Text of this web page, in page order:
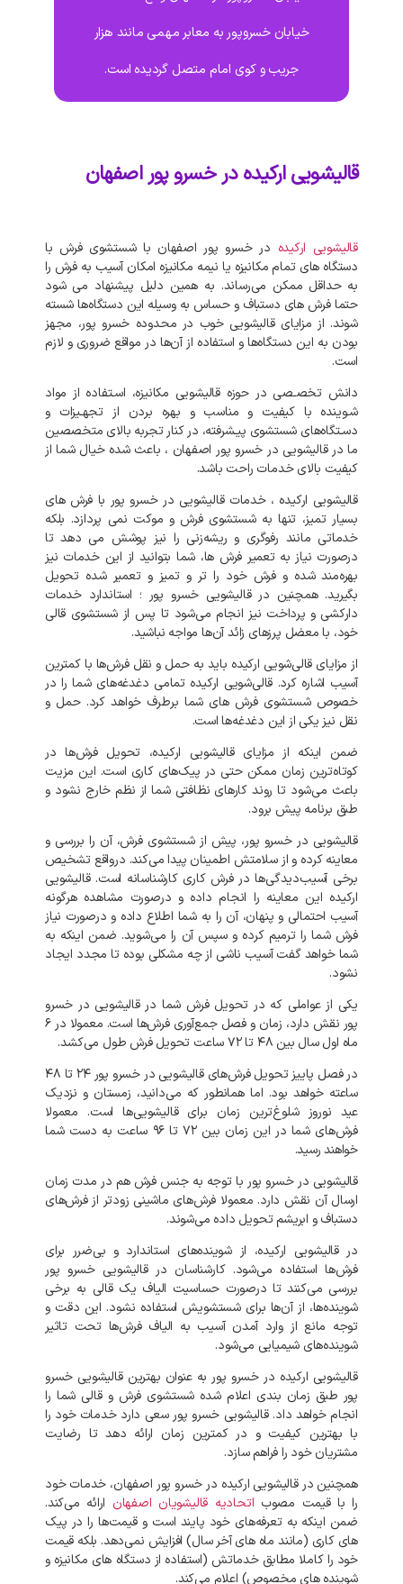
خیابان خسروپور به معابر مهمی مانند هزار
جریب و کوی امام متصل گردیده است.
قالیشویی ارکیده در خسرو پور اصفهان
قالیشویی ارکیده در خسرو پور اصفهان با شستشوی فرش با
دستگاه‌ های تمام مکانیزه یا نیمه مکانیزه امکان آسیب به فرش را
به حداقل ممکن می‌رساند. به‌ همین دلیل پیشنهاد می‌ شود
حتما فرش‌ های دستباف و حساس به وسیله این دستگاه‌ها شسته
شوند. از مزایای قالیشویی خوب در محدوده خسرو پور، مجهز
بودن به این دستگاه‌ها و استفاده از آن‌ها در مواقع ضروری و لازم
است.
دانش تخصـصی در حوزه قالیشویی مکانیزه، اسـتفاده از مواد
شـوینده با کیفیت و مناسب و بهره بردن از تجهـیزات و
دسـتگاه‌های شستشوی پیـشرفته، در کنار تجربه بالای متخصصین
ما در قالیشویی در خسرو پور اصفهان ، باعث شده خیال شما از
کیفیت بالای خدمات راحت باشد.
قالیشویی ارکیده ، خدمات قالیشویی در خسرو پور با فرش های
بسیار تمیز، تنها به شستشوی فرش و موکت نمی‌ پردازد. بلکه
خدماتی مانند رفوگری و ریشه‌زنی را نیز پوشش می‌ دهد تا
درصورت نیاز به تعمیر فرش‌ ها، شما بتوانید از این خدمات نیز
بهره‌مند شده و فرش خود را تر و تمیز و تعمیر شده تحویل
بگیرید. همچنین در قالیشویی خسرو پور ؛ استاندارد خدمات
دارکشی و پرداخت نیز انجام می‌شود تا پس از شستشوی قالی
خود، با معضل پرزهای زائد آن‌ها مواجه نباشید.
از مزایای قالی‌شویی ارکیده باید به حمل و نقل فرش‌ها با کمترین
آسیب اشاره کرد. قالی‌شویی ارکیده تمامی دغدغه‌های شما را در
خصوص شستشوی فرش‌ های شما برطرف خواهد کرد. حمل و
نقل نیز یکی از این دغدغه‌ها است.
ضمن اینکه از مزایای قالیشویی ارکیده، تحویل فرش‌ها در
کوتاه‌ترین زمان ممکن حتی در پیک‌های کاری است. این مزیت
باعث می‌شود تا روند کارهای نظافتی شما از نظم خارج نشود و
طبق برنامه پیش برود.
قالیشویی در خسرو پور، پیش از شستشوی فرش، آن را بررسی و
معاینه کرده و از سلامتش اطمینان پیدا می‌کند. درواقع تشخیص
برخی آسیب‌دیدگی‌ها در فرش کاری کارشناسانه است. قالیشویی
ارکیده این معاینه را انجام داده و درصورت مشاهده هرگونه
آسیب احتمالی و پنهان، آن را به شما اطلاع داده و درصورت نیاز
فرش شما را ترمیم کرده و سپس آن را می‌شوید. ضمن اینکه به
شما خواهد گفت آسیب ناشی از چه مشکلی بوده تا مجدد ایجاد
نشود.
یکی از عواملی که در تحویل فرش شما درقالیشویی در خسرو
پور نقش دارد، زمان و فصل جمع‌آوری فرش‌ها است. معمولا در ۶
ماه اول سال بین ۴۸ تا ۷۲ ساعت تحویل فرش طول می‌کشد.
در فصل پاییز تحویل فرش‌های قالیشویی در خسرو پور ۲۴ تا ۴۸
ساعته خواهد بود. اما همانطور که می‌دانید، زمستان و نزدیک
عید نوروز شلوغ‌ترین زمان برای قالیشویی‌ها است. معمولا
فرش‌های شما در این زمان بین ۷۲ تا ۹۶ ساعت به دست شما
خواهند رسید.
قالیشویی در خسرو پور با توجه به جنس فرش هم در مدت زمان
ارسال آن نقش دارد. معمولا فرش‌های ماشینی زودتر از فرش‌های
دستباف و ابریشم تحویل داده می‌شوند.
در قالیشویی ارکیده، از شوینده‌های استاندارد و بی‌ضرر برای
فرش‌ها استفاده می‌شود. کارشناسان در قالیشویی خسرو پور
بررسی می‌کنند تا درصورت حساسیت الیاف یک قالی به برخی
شوینده‌ها، از آن‌ها برای شستشویش استفاده نشود. این دقت و
توجه مانع از وارد آمدن آسیب به الیاف فرش‌ها تحت تاثیر
شوینده‌های شیمیایی می‌شود.
قالیشویی ارکیده در خسرو پور به عنوان بهترین قالیشویی خسرو
پور طبق زمان بندی اعلام شده شستشوی فرش و قالی شما را
انجام خواهد داد. قالیشویی خسرو پور سعی دارد خدمات خود را
با بهترین کیفیت و در کمترین زمان ارائه دهد تا رضایت
مشتریان خود را فراهم سازد.
همچنین در قالیشویی ارکیده در خسرو پور اصفهان، خدمات خود
را با قیمت مصوب اتحادیه قالیشویان اصفهان ارائه می‌کند.
ضمن اینکه به تعرفه‌های خود پایند است و قیمت‌ها را در پیک‌
های کاری (مانند ماه‌ های آخر سال) افزایش نمی‌دهد. بلکه قیمت
خود را کاملا مطابق خدماتش (استفاده از دستگاه های مکانیزه و
شوینده‌ های مخصوص) اعلام می‌کند.